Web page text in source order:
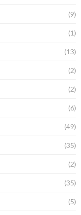
(9)
(1)
(13)
(2)
(2)
(6)
(49)
(35)
(2)
(35)
(5)